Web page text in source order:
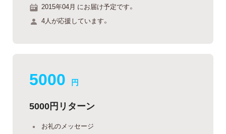
2015年04月 にお届け予定です。
4人が応援しています。
5000 円
5000円リターン
お礼のメッセージ